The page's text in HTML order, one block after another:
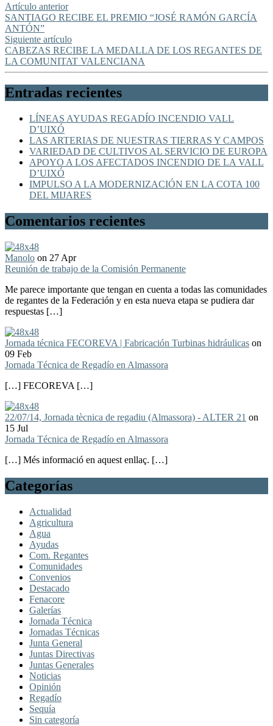
Artículo anterior
SANTIAGO RECIBE EL PREMIO “JOSÉ RAMÓN GARCÍA
ANTÓN”
Siguiente artículo
CABEZAS RECIBE LA MEDALLA DE LOS REGANTES DE
LA COMUNITAT VALENCIANA
Entradas recientes
LÍNEAS AYUDAS REGADÍO INCENDIO VALL
D’UIXÓ
LAS ARTERIAS DE NUESTRAS TIERRAS Y CAMPOS
VARIEDAD DE CULTIVOS AL SERVICIO DE EUROPA
APOYO A LOS AFECTADOS INCENDIO DE LA VALL
D’UIXÓ
IMPULSO A LA MODERNIZACIÓN EN LA COTA 100
DEL MIJARES
Comentarios recientes
Manolo on 27 Apr
Reunión de trabajo de la Comisión Permanente
Me parece importante que tengan en cuenta a todas las comunidades
de regantes de la Federación y en esta nueva etapa se pudiera dar
respuestas […]
Jornada técnica FECOREVA | Fabricación Turbinas hidráulicas on
09 Feb
Jornada Técnica de Regadío en Almassora
[…] FECOREVA […]
22/07/14, Jornada tècnica de regadiu (Almassora) - ALTER 21 on
15 Jul
Jornada Técnica de Regadío en Almassora
[…] Més informació en aquest enllaç. […]
Categorías
Actualidad
Agricultura
Agua
Ayudas
Com. Regantes
Comunidades
Convenios
Destacado
Fenacore
Galerías
Jornada Técnica
Jornadas Técnicas
Junta General
Juntas Directivas
Juntas Generales
Noticias
Opinión
Regadío
Sequía
Sin categoría